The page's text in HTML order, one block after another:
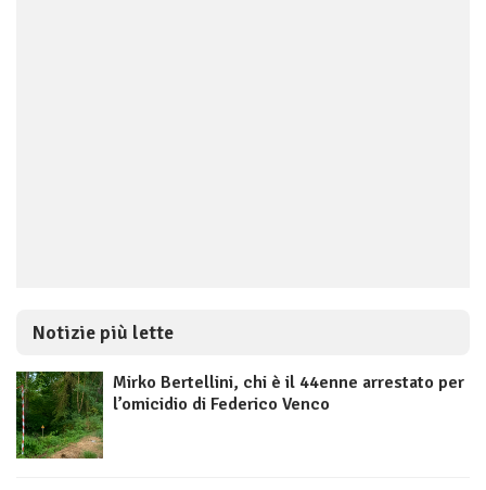
Notizie più lette
Mirko Bertellini, chi è il 44enne arrestato per
l’omicidio di Federico Venco